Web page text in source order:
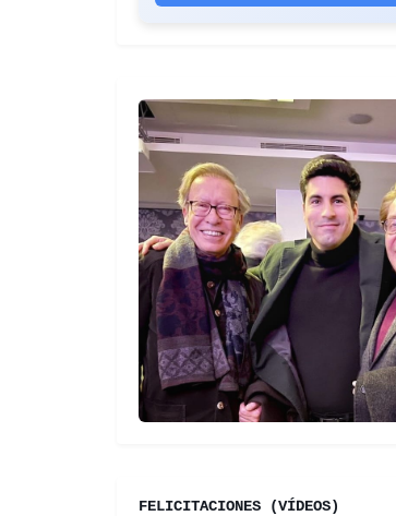
FELICITACIONES (VÍDEOS)